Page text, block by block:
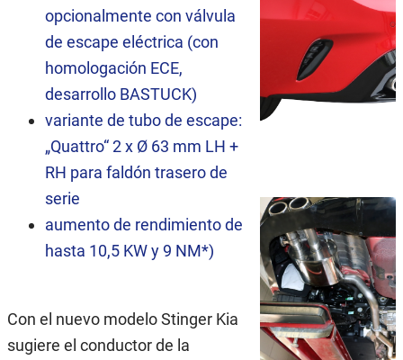
opcionalmente con válvula
de escape eléctrica (con
homologación ECE,
desarrollo BASTUCK)
variante de tubo de escape:
„Quattro“ 2 x Ø 63 mm LH +
RH para faldón trasero de
serie
aumento de rendimiento de
hasta 10,5 KW y 9 NM*)
Con el nuevo modelo Stinger Kia
sugiere el conductor de la